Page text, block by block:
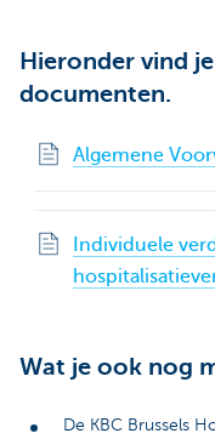
Hieronder vind
documenten.
Algemene
Individuele
Wat je ook nog
De KBC Brussels